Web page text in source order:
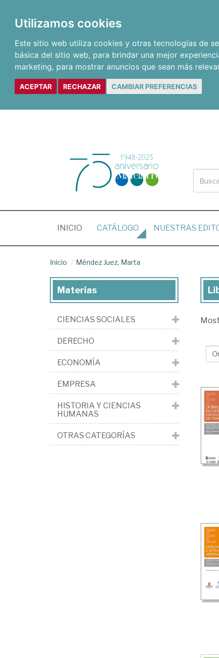
Utilizamos cookies
Este sitio web utiliza cookies y otras tecnologías de
básica del sitio web, para brindar una mejor
marketing, para mostrar anuncios que sean más
ACEPTAR RECHAZAR CAMBIAR PREFERENCIAS
INICIO (CURRENT)
CATÁLOGO NUESTRAS
Inicio Méndez Juez, Marta
Materias
CIENCIAS SOCIALES
DERECHO
ECONOMÍA
EMPRESA
HISTORIA Y CIENCIAS
HUMANAS
OTRAS CATEGORÍAS